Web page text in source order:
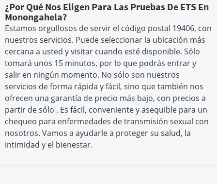
¿Por Qué Nos Eligen Para Las Pruebas De ETS En
Monongahela?
Estamos orgullosos de servir el código postal 19406, con
nuestros servicios. Puede seleccionar la ubicación más
cercana a usted y visitar cuando esté disponible. Sólo
tomará unos 15 minutos, por lo que podrás entrar y
salir en ningún momento. No sólo son nuestros
servicios de forma rápida y fácil, sino que también nos
ofrecen una garantía de precio más bajo, con precios a
partir de sólo . Es fácil, conveniente y asequible para un
chequeo para enfermedades de transmisión sexual con
nosotros. Vamos a ayudarle a proteger su salud, la
intimidad y el bienestar.